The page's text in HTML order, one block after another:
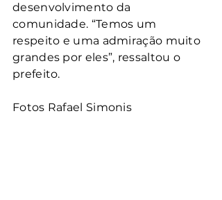
desenvolvimento da
comunidade. “Temos um
respeito e uma admiração muito
grandes por eles”, ressaltou o
prefeito.
Fotos Rafael Simonis